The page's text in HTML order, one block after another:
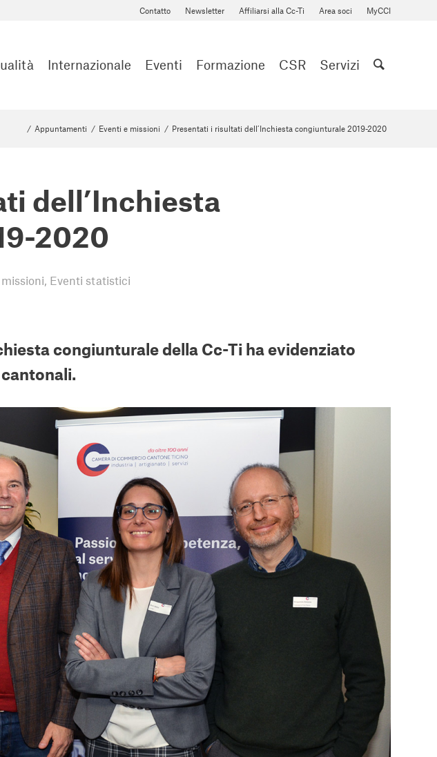
Contatto Newsletter Affiliarsi alla Cc-Ti Area soci MyCCI
Internazionale Eventi Formazione CSR Servizi
/ Appuntamenti / Eventi e missioni / Presentati i risultati dell’Inchiesta congiunturale 2019-2020
dell’Inchiesta
2020
, Eventi statistici
congiunturale della Cc-Ti ha evidenziato